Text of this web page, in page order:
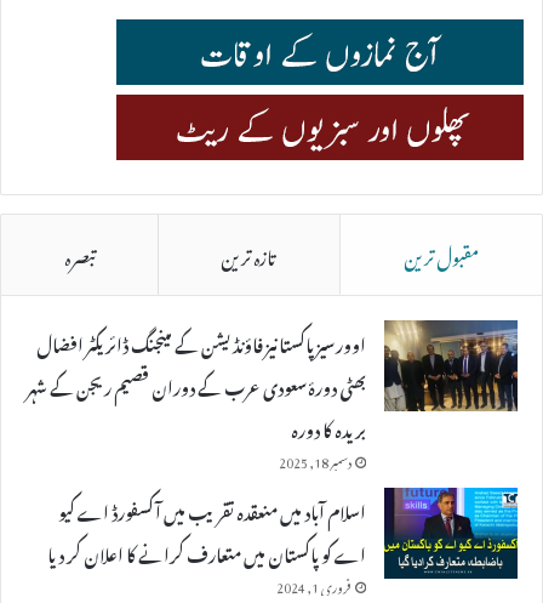
مقبول ترین تازہ ترین تبصرہ
اوورسیز پاکستانیز فاؤنڈیشن کے مینجنگ ڈائریکٹر افضال
بھٹی دورۂ سعودی عرب کے دوران قصیم ریجن کے شہر
بریدہ کا دورہ
دسمبر 18, 2025
اسلام آباد میں منعقدہ تقریب میں آکسفورڈ اے کیو
اے کو پاکستان میں متعارف کرانے کا اعلان کر دیا
فروری 1, 2024